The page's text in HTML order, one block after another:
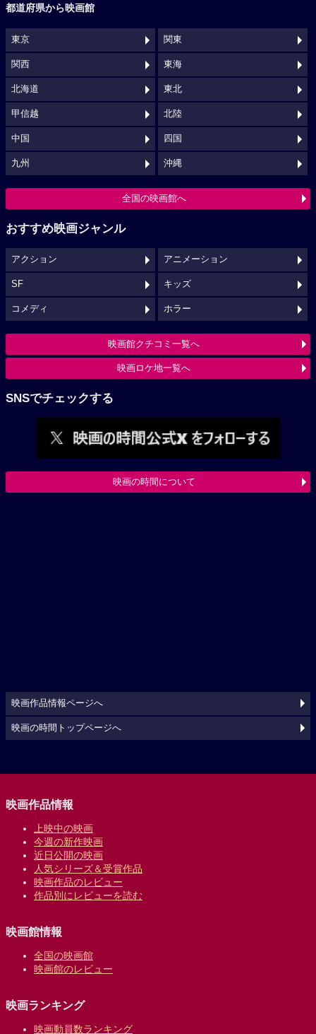
都道府県から映画館
東京 関東
関西 東海
北海道 東北
甲信越 北陸
中国 四国
九州 沖縄
全国の映画館へ
おすすめ映画ジャンル
アクション アニメーション
SF キッズ
コメディ ホラー
映画館クチコミ一覧へ
映画ロケ地一覧へ
SNSでチェックする
映画の時間について
映画作品情報ページへ
映画の時間トップページへ
映画作品情報
上映中の映画
今週の新作映画
近日公開の映画
人気シリーズ＆受賞作品
映画作品のレビュー
作品別にレビューを読む
映画館情報
全国の映画館
映画館のレビュー
映画ランキング
映画動員数ランキング